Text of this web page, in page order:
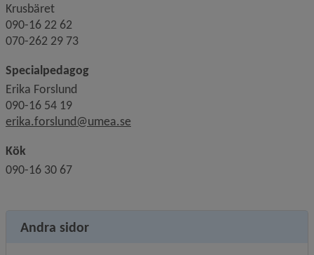
Krusbäret
090-16 22 62
070-262 29 73
Specialpedagog
Erika Forslund
090-16 54 19
erika.forslund@umea.se
Kök
090-16 30 67
Andra sidor